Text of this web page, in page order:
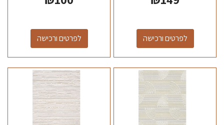
לפרטים ורכישה לפרטים ורכישה